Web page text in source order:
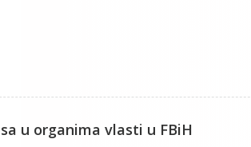
u organima vlasti u FBiH